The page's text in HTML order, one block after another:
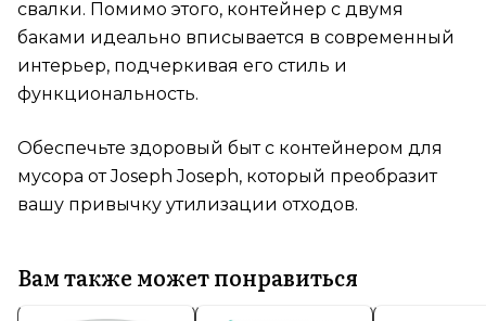
свалки. Помимо этого, контейнер с двумя
баками идеально вписывается в современный
интерьер, подчеркивая его стиль и
функциональность.
Обеспечьте здоровый быт с контейнером для
мусора от Joseph Joseph, который преобразит
вашу привычку утилизации отходов.
Вам также может понравиться